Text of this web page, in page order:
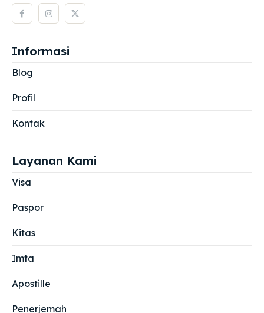
Informasi
Blog
Profil
Kontak
Layanan Kami
Visa
Paspor
Kitas
Imta
Apostille
Penerjemah